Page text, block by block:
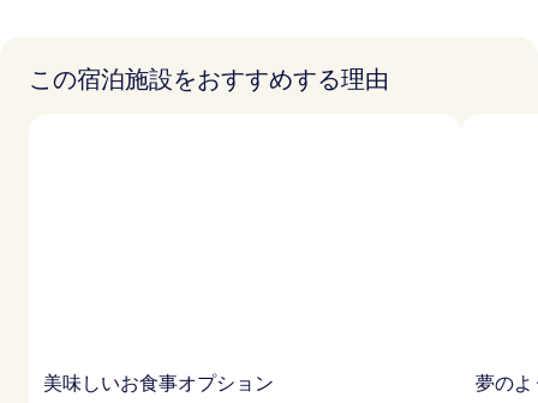
この宿泊施設をおすすめする理由
美味しいお食事オプション 夢のよ